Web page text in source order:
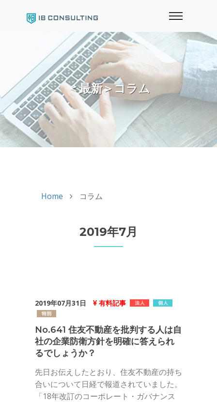
＜最新＞コラム
Home コラム
2019年7月
2019年07月31日 有料記事
No.641 住友不動産を批判する人は自
社の企業防衛方針を明確に答えられ
るでしょうか？
先日お伝えしたとおり、住友不動産の持ち
合いについて日経で報道されていました。
「18年改訂のコーポレート・ガバナンス